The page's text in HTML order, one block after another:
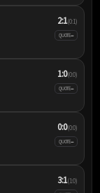
2:1(0:1)
QUOTE–
1:0(0:0)
QUOTE–
0:0(0:0)
QUOTE–
3:1(1:0)